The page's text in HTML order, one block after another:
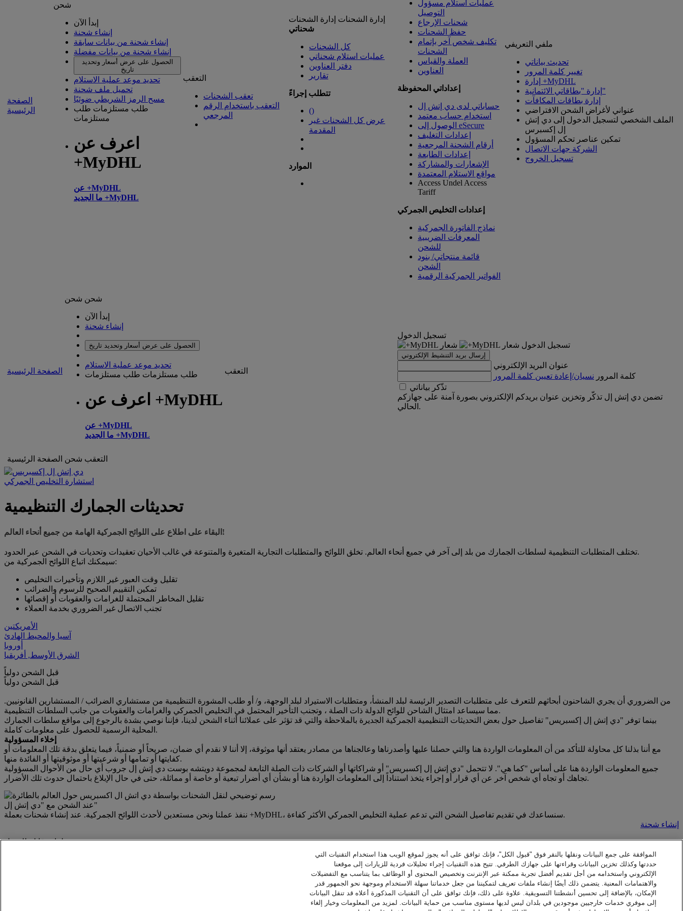
الصفحة
الرئيسية
شحن
إبدأ الآن
إنشاء شحنة
إنشاء شحنة من بيانات سابقة
إنشاء شحنة من بيانات مفضلة
الحصول على عرض أسعار وتحديد
تاريخ
تحديد موعد عملية الاستلام
تحميل ملف شحنة
مسح الرمز الشريطي ضوئيًا
طلب مستلزمات طلب
مستلزمات
اعرف عن
+MyDHL
عن +MyDHL
ما الجديد +MyDHL
التعقب
تعقب الشحنات
التعقب باستخدام الرقم
المرجعي
إدارة الشحنات إدارة الشحنات
شحناتي
كل الشحنات
عمليات استلام شحناتي
دفتر العناوين
تقارير
تتطلب إجراءً
()
عرض كل الشحنات غير
المقدمة
الموارد
عمليات استلام مسؤول
التوصيل
شحنات الإرجاع
حفظ الشحنات
تكليف شخص آخر بإتمام
الشحنات
العملة والقياس
العناوين
إعداداتي المحفوظة
حساباتي لدى دي إتش إل
استخدام حساب معتمد
الوصول إلى eSecure
إعدادات التغليف
أرقام الشحنة المرجعية
إعدادات الطابعة
الإشعارات والمشاركة
مواقع الاستلام المعتمدة
Access Undel Access
Tariff
إعدادات التخليص الجمركي
نماذج الفاتورة الجمركية
المعرفات الضريبية
للشحن
قائمة منتجاتي/ بنود
الشحن
الفواتير الجمركية الرقمية
ملفي التعريفي
تحديث بياناتي
تغيير كلمة المرور
إدارة +MyDHL
إدارة "بطاقاتي الائتمانية"
إدارة بطاقات المكافآت
عنواني لأغراض الشحن الافتراضي
الملف الشخصي لتسجيل الدخول إلى دي إتش
إل إكسبرس
تمكين عناصر تحكم المسؤول
الشركة جهات الاتصال
تسجيل الخروج
الصفحة الرئيسية
شحن شحن
إبدأ الآن
إنشاء شحنة
الحصول على عرض أسعار وتحديد تاريخ
تحديد موعد عملية الاستلام
طلب مستلزمات طلب مستلزمات
اعرف عن +MyDHL
عن +MyDHL
ما الجديد +MyDHL
التعقب
تسجيل الدخول
تسجيل الدخول
إرسال بريد التنشيط الإلكتروني
عنوان البريد الإلكتروني
كلمة المرور نسيان/إعادة تعيين كلمة المرور
تذّكر بياناتي
تضمن دي إتش إل تذكّر وتخزين عنوان بريدكم الإلكتروني بصورة آمنة على جهازكم
الحالي.
الصفحة الرئيسية شحن التعقب
استشارة التخليص الجمركي
تحديثات الجمارك التنظيمية
البقاء على اطلاع على اللوائح الجمركية الهامة من جميع أنحاء العالم!
تختلف المتطلبات التنظيمية لسلطات الجمارك من بلد إلى آخر في جميع أنحاء العالم. تخلق اللوائح والمتطلبات التجارية المتغيرة والمتنوعة في غالب الأحيان تعقيدات وتحديات في الشحن عبر الحدود.
سيمكنك اتباع اللوائح الجمركية من:
تقليل وقت العبور غير اللازم وتأخيرات التخليص
تمكين التقييم الصحيح للرسوم والضرائب
تقليل المخاطر المحتملة للغرامات والعقوبات أو إقصائها
تجنب الاتصال غير الضروري بخدمة العملاء
الأمريكتين
آسيا والمحيط الهادئ
أوروبا
الشرق الأوسط, أفريقيا
قبل الشحن دولياً
قبل الشحن دولياً
من الضروري أن يجري الشاحنون أبحاثهم للتعرف على متطلبات التصدير الرئيسة لبلد المنشأ، ومتطلبات الاستيراد لبلد الوجهة، و/ أو طلب المشورة التنظيمية من مستشاري الضرائب / المستشارين القانونيين.
مما سيساعد امتثال الشاحن للوائح الدولة ذات الصلة ، وتجنب التأخير المحتمل في التخليص الجمركي والغرامات والعقوبات من جانب السلطات التنظيمية.
بينما توفر "دي إتش إل إكسبريس" تفاصيل حول بعض التحديثات التنظيمية الجمركية الجديرة بالملاحظة والتي قد تؤثر على عملائنا أثناء الشحن لدينا، فإننا نوصي بشدة بالرجوع إلى مواقع سلطات الجمارك
المحلية الرسمية للحصول على معلومات كاملة.
إخلاء المسؤولية
مع أننا بذلنا كل محاولة للتأكد من أن المعلومات الواردة هنا والتي حصلنا عليها وأصدرناها وعالجناها من مصادر يعتقد أنها موثوقة، إلا أننا لا نقدم أي ضمان، صريحاً أو ضمنياً، فيما يتعلق بدقة تلك المعلومات أو
كفايتها أو تمامها أو شرعيتها أو موثوقيتها أو الفائدة منها.
جميع المعلومات الواردة هنا على أساس "كما هي". لا تتحمل "دي إتش إل إكسبريس" أو شراكاتها أو الشركات ذات الصلة التابعة لمجموعة دويتشه بوست دي إتش إل جروب أي حال من الأحوال المسؤولية
تجاهك أو تجاه أي شخص آخر عن أي قرار أو إجراء يتخذ استناداً إلى المعلومات الواردة هنا أو بشأن أي أضرار تبعية أو خاصة أو مماثلة، حتى في حال الإبلاغ باحتمال حدوث تلك الأضرار.
عند الشحن مع "دي إتش إل"
ننفذ عملنا ونحن مستعدين لأحدث اللوائح الجمركية. عند إنشاء شحنات بعملة +MyDHL، سنساعدك في تقديم تفاصيل الشحن التي تدعم عملية التخليص الجمركي الأكثر كفاءة.
إنشاء شحنة
ملفات قابلة للتنزيل
الموافقة على جمع البيانات ونقلها بالنقر فوق "قبول الكل"، فإنك توافق على أنه يجوز لموقع الويب هذا استخدام التقنيات التي
حددتها وكذلك تخزين البيانات وقراءتها على جهازك الطرفي. تتيح هذه التقنيات إجراء تحليلات فردية للزيارات إلى موقعنا
الإلكتروني واستخدامه من أجل تقديم أفضل تجربة ممكنة عبر الإنترنت وتخصيص المحتوى أو الوظائف بما يتناسب مع التفضيلات
والاهتمامات المعنية. يتضمن ذلك أيضًا إنشاء ملفات تعريف لتمكيننا من جعل خدماتنا سهلة الاستخدام وموجهة نحو الجمهور قدر
الإمكان، بالإضافة إلى تحسين أنشطتنا التسويقية. علاوة على ذلك، فإنك توافق على أن التقنيات المذكورة أعلاه قد تنقل البيانات
إلى موفري خدمات خارجيين موجودين في بلدان ليس لديها مستوى مناسب من حماية البيانات. لمزيد من المعلومات وخيار إلغاء